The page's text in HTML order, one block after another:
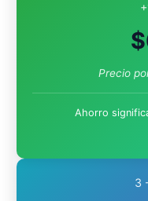
$
Precio
Ahorro
3